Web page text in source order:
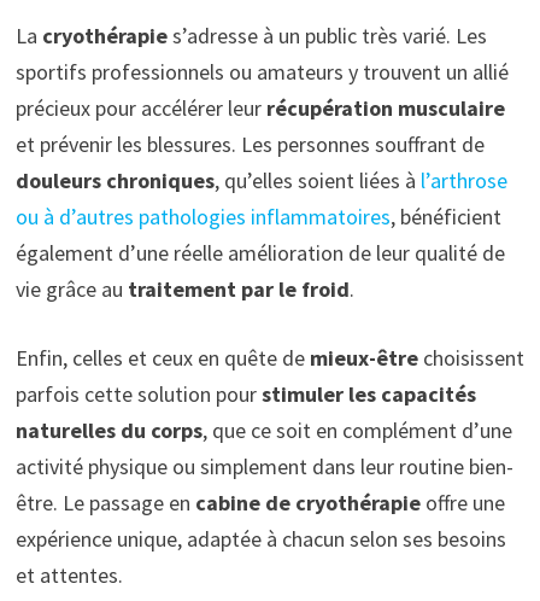
La cryothérapies’adresse à un public très varié. Les
sportifs professionnels ou amateurs y trouvent un allié
précieux pour accélérer leur récupération musculaire
et prévenir les blessures. Les personnes souffrant de
douleurs chroniques, qu’elles soient liées à l’arthrose
ou à d’autres pathologies inflammatoires, bénéficient
également d’une réelle amélioration de leur qualité de
vie grâce au traitement par le froid.
Enfin, celles et ceux en quête de mieux-êtrechoisissent
parfois cette solution pourstimuler les capacités
naturelles du corps, que ce soit en complément d’une
activité physique ou simplement dans leur routine bien-
être. Le passage en cabine de cryothérapieoffre une
expérience unique, adaptée à chacun selon ses besoins
et attentes.